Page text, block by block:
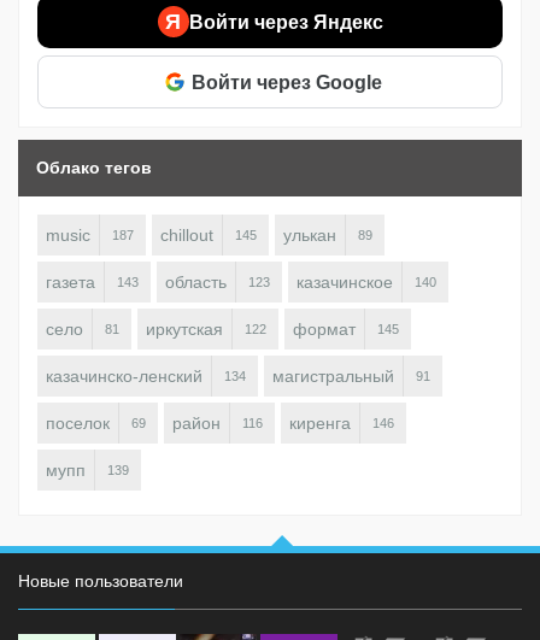
Я Войти через Яндекс
Войти через Google
Облако тегов
music 187 chillout 145 улькан 89
газета 143 область 123 казачинское 140
село 81 иркутская 122 формат 145
казачинско-ленский 134 магистральный 91
поселок 69 район 116 киренга 146
мупп 139
Новые пользователи